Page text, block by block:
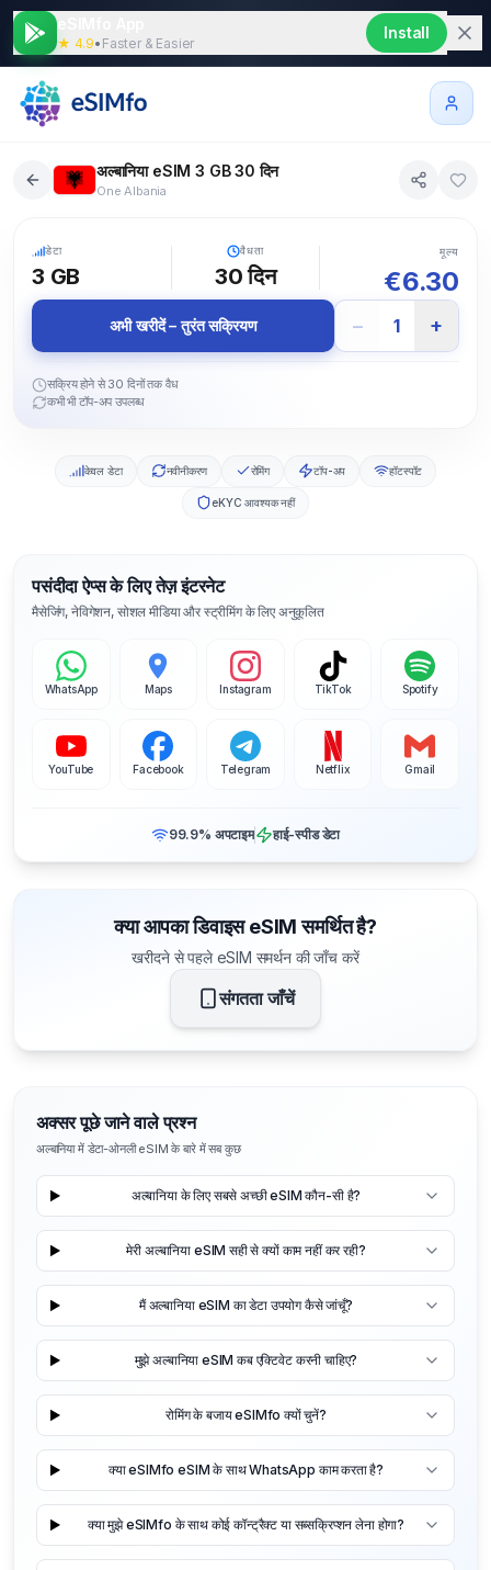
★ 4.9• Faster & Easier
Install
अल्बानिया eSIM 3 GB 30 दिन
One Albania
डेटा
3 GB
वैधता
30 दिन
मूल्य
€6.30
अभी खरीदें – तुरंत सक्रियण − 1 +
सक्रिय होने से 30 दिनों तक वैध
कभी भी टॉप-अप उपलब्ध
केवल डेटा नवीनीकरण रोमिंग टॉप-अप हॉटस्पॉट
eKYC आवश्यक नहीं
पसंदीदा ऐप्स के लिए तेज़ इंटरनेट
मैसेजिंग, नेविगेशन, सोशल मीडिया और स्ट्रीमिंग के लिए अनुकूलित
WhatsApp Maps Instagram TikTok Spotify
YouTube Facebook Telegram Netflix Gmail
99.9% अपटाइम हाई-स्पीड डेटा
क्या आपका डिवाइस eSIM समर्थित है?
खरीदने से पहले eSIM समर्थन की जाँच करें
संगतता जाँचें
अक्सर पूछे जाने वाले प्रश्न
अल्बानिया में डेटा-ओनली eSIM के बारे में सब कुछ
अल्बानिया के लिए सबसे अच्छी eSIM कौन-सी है?
मेरी अल्बानिया eSIM सही से क्यों काम नहीं कर रही?
मैं अल्बानिया eSIM का डेटा उपयोग कैसे जांचूँ?
मुझे अल्बानिया eSIM कब एक्टिवेट करनी चाहिए?
रोमिंग के बजाय eSIMfo क्यों चुनें?
क्या eSIMfo eSIM के साथ WhatsApp काम करता है?
क्या मुझे eSIMfo के साथ कोई कॉन्ट्रैक्ट या सब्सक्रिप्शन लेना होगा?